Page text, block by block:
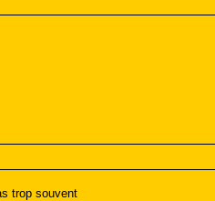
trop souvent